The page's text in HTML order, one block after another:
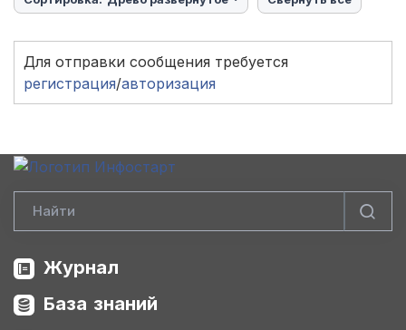
Для отправки сообщения требуется
регистрация/авторизация
Журнал
База знаний